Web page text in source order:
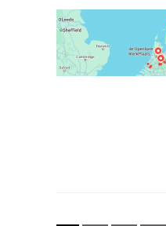
Berichten